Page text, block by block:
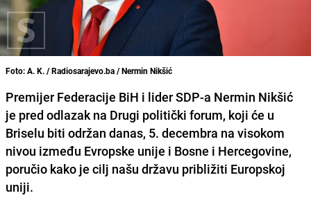
Foto: A. K. / Radiosarajevo.ba / Nermin Nikšić
Premijer Federacije BiH i lider SDP-a Nermin Nikšić
je pred odlazak na Drugi politički forum, koji će u
Briselu biti održan danas, 5. decembra na visokom
nivou između Evropske unije i Bosne i Hercegovine,
poručio kako je cilj našu državu približiti Europskoj
uniji.